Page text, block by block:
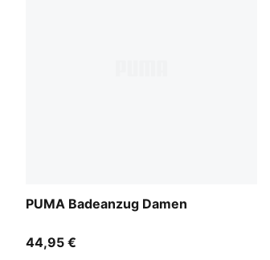
PUMA Badeanzug Damen
44,95 €